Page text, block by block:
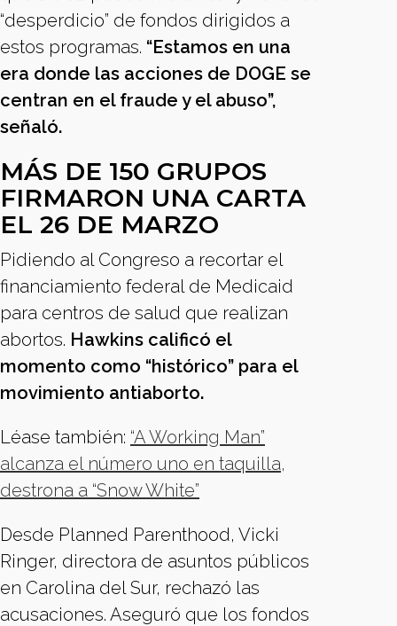
“desperdicio” de fondos dirigidos a
estos programas. “Estamos en una
era donde las acciones de DOGE se
centran en el fraude y el abuso”,
señaló.
MÁS DE 150 GRUPOS
FIRMARON UNA CARTA
EL 26 DE MARZO
Pidiendo al Congreso a recortar el
financiamiento federal de Medicaid
para centros de salud que realizan
abortos. Hawkins calificó el
momento como “histórico” para el
movimiento antiaborto.
Léase también: “A Working Man”
alcanza el número uno en taquilla,
destrona a “Snow White”
Desde Planned Parenthood, Vicki
Ringer, directora de asuntos públicos
en Carolina del Sur, rechazó las
acusaciones. Aseguró que los fondos